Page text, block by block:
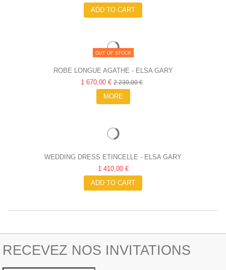
ADD TO CART
OUT OF STOCK
ROBE LONGUE AGATHE - ELSA GARY
1 670,00 € 2 230,00 €
MORE
WEDDING DRESS ETINCELLE - ELSA GARY
1 410,00 €
ADD TO CART
RECEVEZ NOS INVITATIONS